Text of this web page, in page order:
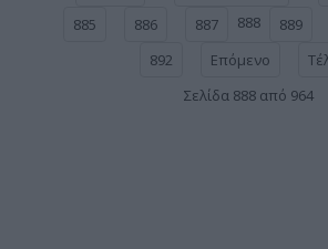
885
886 887 888 889
892
Επόμενο
Σελίδα 888 από 964